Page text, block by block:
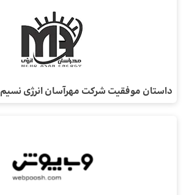
داستان موفقیت شرکت مهرآسان انرژی نسیم